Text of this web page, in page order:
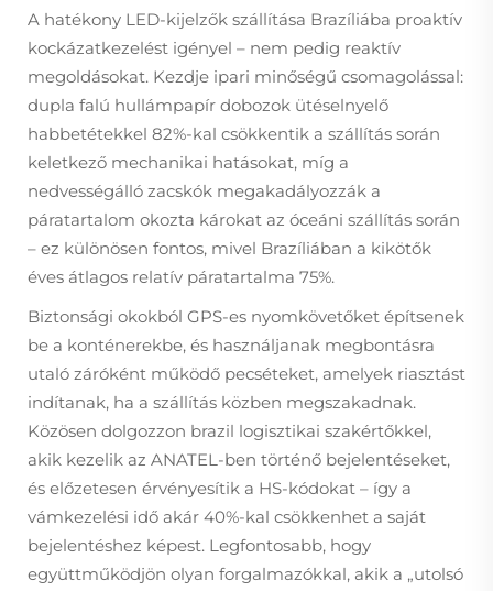
A hatékony LED-kijelzők szállítása Brazíliába proaktív
kockázatkezelést igényel – nem pedig reaktív
megoldásokat. Kezdje ipari minőségű csomagolással:
dupla falú hullámpapír dobozok ütéselnyelő
habbetétekkel 82%-kal csökkentik a szállítás során
keletkező mechanikai hatásokat, míg a
nedvességálló zacskók megakadályozzák a
páratartalom okozta károkat az óceáni szállítás során
– ez különösen fontos, mivel Brazíliában a kikötők
éves átlagos relatív páratartalma 75%.
Biztonsági okokból GPS-es nyomkövetőket építsenek
be a konténerekbe, és használjanak megbontásra
utaló záróként működő pecséteket, amelyek riasztást
indítanak, ha a szállítás közben megszakadnak.
Közösen dolgozzon brazil logisztikai szakértőkkel,
akik kezelik az ANATEL-ben történő bejelentéseket,
és előzetesen érvényesítik a HS-kódokat – így a
vámkezelési idő akár 40%-kal csökkenhet a saját
bejelentéshez képest. Legfontosabb, hogy
együttműködjön olyan forgalmazókkal, akik a „utolsó